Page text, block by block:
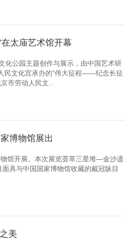
太庙艺术馆开幕
化公园主题创作与展示，由中国艺术研
民文化宫承办的“伟大征程——纪念长征
市劳动人民文..
博物馆展出
馆开展。本次展览荟萃三星堆—金沙遗
具与中国国家博物馆收藏的戴冠纵目
美